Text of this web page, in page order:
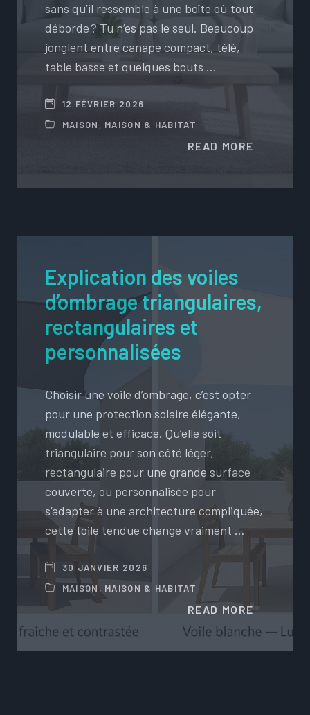
sans qu’il ressemble à une boîte où tout
déborde ? Tu n’es pas le seul. Beaucoup
jonglent entre canapé compact, télé,
table basse et quelques bouts …
12 FÉVRIER 2026
MAISON , MAISON & HABITAT
READ MORE
Explication des voiles
d’ombrage triangulaires,
rectangulaires et
personnalisées
Choisir une voile d’ombrage, c’est opter
pour une protection solaire élégante,
modulable et efficace. Qu’elle soit
triangulaire pour son côté léger,
rectangulaire pour une grande surface
couverte, ou personnalisée pour
s’adapter à une architecture compliquée,
cette toile tendue change vraiment …
30 JANVIER 2026
MAISON , MAISON & HABITAT
READ MORE